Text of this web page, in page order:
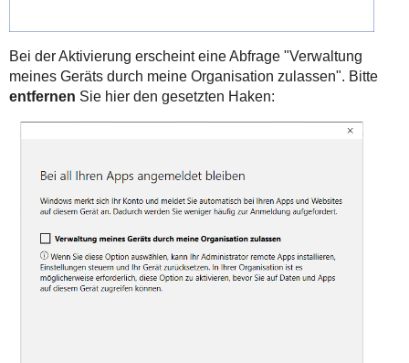
Bei der Aktivierung erscheint eine Abfrage "Verwaltung
meines Geräts durch meine Organisation zulassen". Bitte
entfernen Sie hier den gesetzten Haken: